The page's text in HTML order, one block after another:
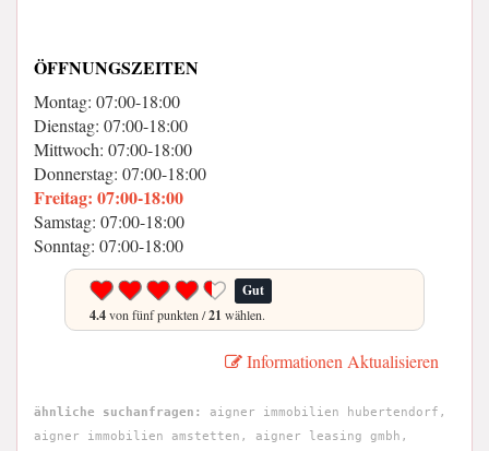
ÖFFNUNGSZEITEN
Montag: 07:00-18:00
Dienstag: 07:00-18:00
Mittwoch: 07:00-18:00
Donnerstag: 07:00-18:00
Freitag: 07:00-18:00
Samstag: 07:00-18:00
Sonntag: 07:00-18:00
Gut
4.4von fünf punkten /21 wählen.
Informationen Aktualisieren
ähnliche suchanfragen:
aigner immobilien hubertendorf,
aigner immobilien amstetten, aigner leasing gmbh,